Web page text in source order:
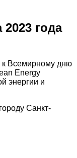
года
к Всемирному дню
Energy
энергии и
Санкт-